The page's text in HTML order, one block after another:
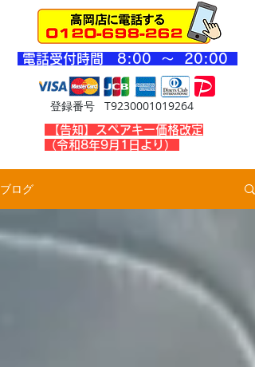
登録番号 T9230001019264
​電話受付時間 8:00 ～ 20:00
​【告知】スペアキー価格改定
（令和8年9月1日より）
ブログ